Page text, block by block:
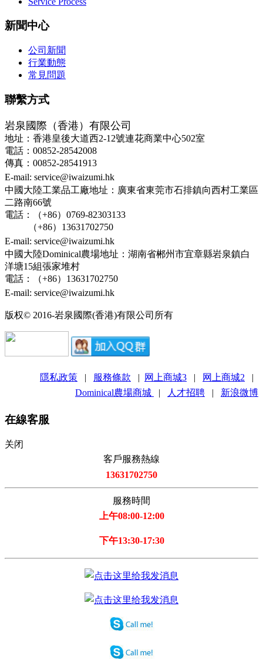
新聞中心
公司新聞
行業動態
常見問題
聯繫方式
岩泉國際（香港）有限公司
地址：香港皇後大道西2-12號連花商業中心502室
電話：00852-28542008
傳真：00852-28541913
E-mail: service@iwaizumi.hk
中國大陸工業品工廠地址：廣東省東莞市石排鎮向西村工業區
二路南66號
電話：（+86）0769-82303133
（+86）13631702750
E-mail: service@iwaizumi.hk
中國大陸Dominical農場地址：湖南省郴州市宜章縣岩泉鎮白
洋塘15組張家堆村
電話：（+86）13631702750
E-mail: service@iwaizumi.hk
版权© 2016-岩泉國際(香港)有限公司所有
隱私政策 | 服務條款 | 网上商城3 | 网上商城2 |
Dominical農場商城 | 人才招聘 | 新浪微博
在線客服
关闭
客戶服務熱線
13631702750
服務時間
上午08:00-12:00
下午13:30-17:30